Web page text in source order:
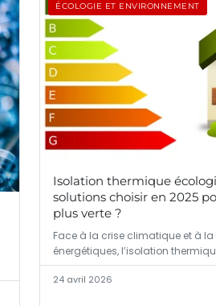
ÉCOLOGIE ET ENVIRONNEMENT
Isolation thermique
solutions choisir en 2025
plus verte ?
Face à la crise climatique et à
énergétiques, l’isolation
24 avril 2026